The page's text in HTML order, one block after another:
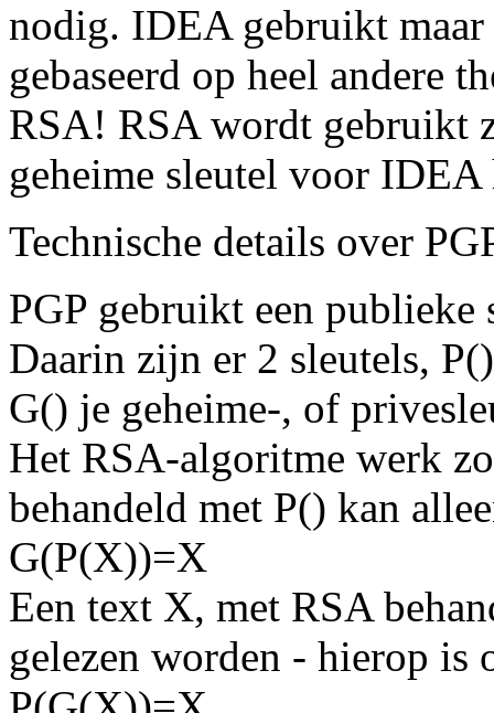
nodig. IDEA gebruikt maar
gebaseerd op heel andere
RSA! RSA wordt gebruikt
geheime sleutel voor IDEA
Technische details over
PGP gebruikt een
Daarin zijn er 2 sleutels,
G() je geheime-, of
Het RSA-algoritme werk
behandeld met P() kan
G(P(X))=X
Een text X, met RSA
gelezen worden - hierop is